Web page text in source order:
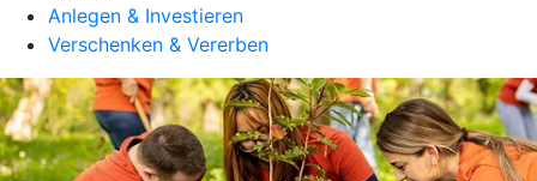
Anlegen & Investieren
Verschenken & Vererben